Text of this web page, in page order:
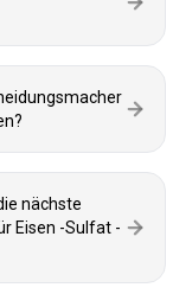
nächste
Eisen -Sulfat -